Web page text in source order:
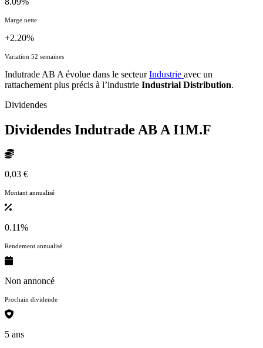
Marge nette
+2.20%
Variation 52 semaines
Indutrade AB A évolue dans le secteurIndustrie avec un
rattachement plus précis à l’industrie Industrial Distribution.
Dividendes
Dividendes Indutrade AB A I1M.F
0,03 €
Montant annualisé
0.11%
Rendement annualisé
Non annoncé
Prochain dividende
5 ans